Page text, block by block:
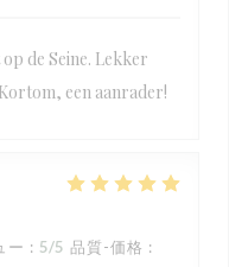
de Seine. Lekker
een aanrader!
ー : 5/5 品質-価格 :